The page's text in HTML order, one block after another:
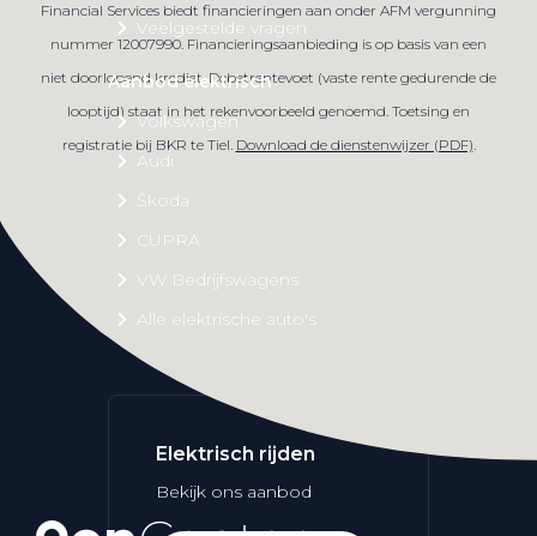
Veelgestelde vragen
Aanbod elektrisch
Volkswagen
Audi
Škoda
CUPRA
VW Bedrijfswagens
Alle elektrische auto's
Elektrisch rijden
Bekijk ons aanbod
Financial Services biedt financieringen aan onder AFM vergunning
nummer 12007990. Financieringsaanbieding is op basis van een
niet doorlopend krediet. Debetrentevoet (vaste rente gedurende de
looptijd) staat in het rekenvoorbeeld genoemd. Toetsing en
registratie bij BKR te Tiel. Download de dienstenwijzer (PDF).